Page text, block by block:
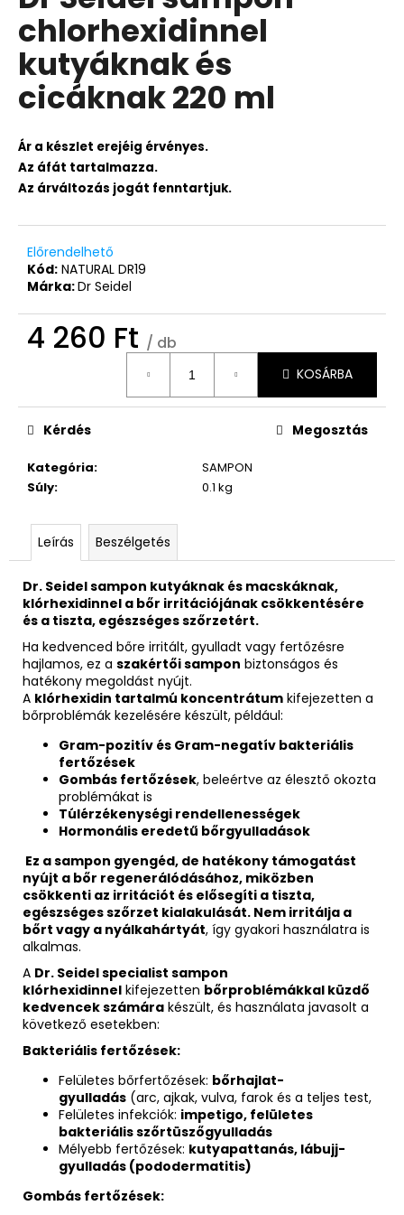
ből
0,0
csillag.
chlorhexidinnel
kutyáknak és
cicáknak 220 ml
Ár a készlet erejéig érvényes.
Az áfát tartalmazza.
Az árváltozás jogát fenntartjuk.
Előrendelhető
Kód: NATURAL DR19
Márka:Dr Seidel
4 260 Ft / db
KOSÁRBA
Kategória:
SAMPON
Súly: 0.1 kg
Kérdés Megosztás
Leírás Beszélgetés
Dr. Seidel sampon kutyáknak és macskáknak,
klórhexidinnel a bőr irritációjának csökkentésére
és a tiszta, egészséges szőrzetért.
Ha kedvenced bőre irritált, gyulladt vagy fertőzésre
hajlamos, ez a szakértői sampon biztonságos és
hatékony megoldást nyújt.
A klórhexidin tartalmú koncentrátum kifejezetten a
bőrproblémák kezelésére készült, például:
Gram-pozitív és Gram-negatív bakteriális
fertőzések
Gombás fertőzések, beleértve az élesztő okozta
problémákat is
Túlérzékenységi rendellenességek
Hormonális eredetű bőrgyulladások
Ez a sampon gyengéd, de hatékony támogatást
nyújt a bőr regenerálódásához, miközben
csökkenti az irritációt és elősegíti a tiszta,
egészséges szőrzet kialakulását. Nem irritálja a
bőrt vagy a nyálkahártyát, így gyakori használatra is
alkalmas.
A Dr. Seidel specialist sampon
klórhexidinnel kifejezetten bőrproblémákkal küzdő
kedvencek számára készült, és használata javasolt a
következő esetekben:
Bakteriális fertőzések:
Felületes bőrfertőzések: bőrhajlat-
gyulladás (arc, ajkak, vulva, farok és a teljes test,
Felületes infekciók: impetigo, felületes
bakteriális szőrtüszőgyulladás
Mélyebb fertőzések: kutyapattanás, lábujj-
gyulladás (pododermatitis)
Gombás fertőzések: